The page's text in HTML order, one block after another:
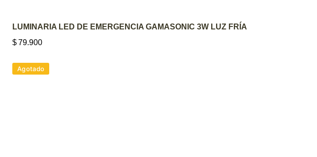
AGREGAR AL CARRITO
LUMINARIA LED DE EMERGENCIA GAMASONIC 3W LUZ FRÍA
$79.900
Agotado